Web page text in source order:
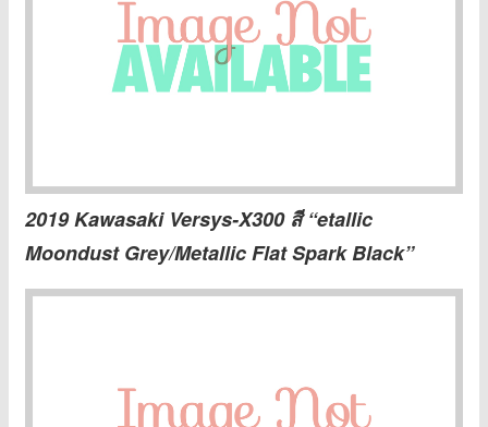
2019 Kawasaki Versys-X300 สี “etallic
Moondust Grey/Metallic Flat Spark Black”